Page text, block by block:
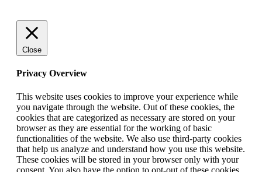
Close
Privacy Overview
This website uses cookies to improve your experience while
you navigate through the website. Out of these cookies, the
cookies that are categorized as necessary are stored on your
browser as they are essential for the working of basic
functionalities of the website. We also use third-party cookies
that help us analyze and understand how you use this website.
These cookies will be stored in your browser only with your
consent. You also have the option to opt-out of these cookies.